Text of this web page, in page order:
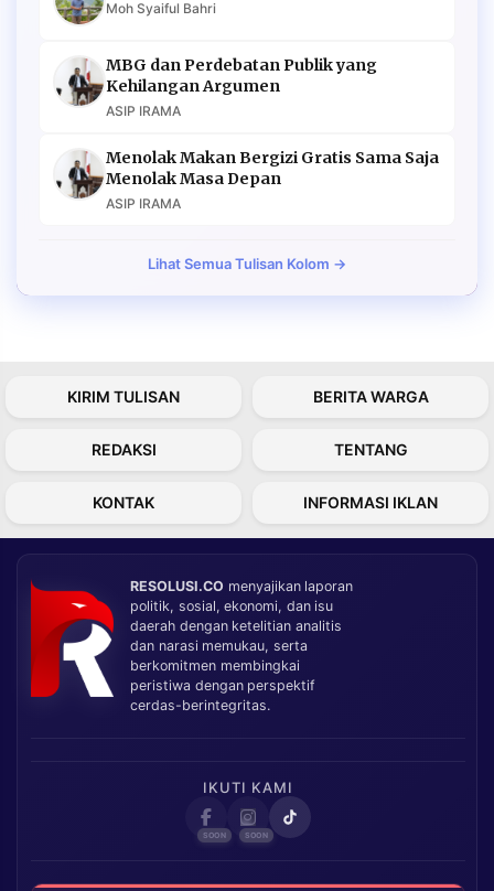
Moh Syaiful Bahri
MBG dan Perdebatan Publik yang
Kehilangan Argumen
ASIP IRAMA
Menolak Makan Bergizi Gratis Sama Saja
Menolak Masa Depan
ASIP IRAMA
Lihat Semua Tulisan Kolom →
KIRIM TULISAN BERITA WARGA
REDAKSI TENTANG
KONTAK INFORMASI IKLAN
RESOLUSI.CO menyajikan laporan
politik, sosial, ekonomi, dan isu
daerah dengan ketelitian analitis
dan narasi memukau, serta
berkomitmen membingkai
peristiwa dengan perspektif
cerdas-berintegritas.
IKUTI KAMI